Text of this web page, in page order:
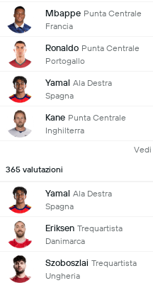
Mbappe Punta Centrale
Francia
Ronaldo Punta Centrale
Portogallo
Yamal Ala Destra
Spagna
Kane Punta Centrale
Inghilterra
365 valutazioni
Yamal Ala Destra
Spagna
Eriksen Trequartista
Danimarca
Szoboszlai Trequartista
Ungheria